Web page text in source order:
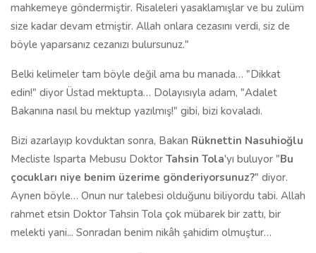
mahkemeye göndermiştir. Risaleleri yasaklamışlar ve bu zulüm
size kadar devam etmiştir. Allah onlara cezasını verdi, siz de
böyle yaparsanız cezanızı bulursunuz."
Belki kelimeler tam böyle değil ama bu manada… "Dikkat
edin!" diyor Üstad mektupta… Dolayısıyla adam, "Adalet
Bakanına nasıl bu mektup yazılmış!" gibi, bizi kovaladı.
Bizi azarlayıp kovduktan sonra, Bakan Rüknettin Nasuhioğlu
Mecliste Isparta Mebusu Doktor Tahsin Tola'yı buluyor "Bu
çocukları niye benim üzerime gönderiyorsunuz?" diyor.
Aynen böyle… Onun nur talebesi olduğunu biliyordu tabi. Allah
rahmet etsin Doktor Tahsin Tola çok mübarek bir zattı, bir
melekti yani... Sonradan benim nikâh şahidim olmuştur…